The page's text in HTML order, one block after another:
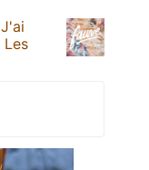
J'ai
Les